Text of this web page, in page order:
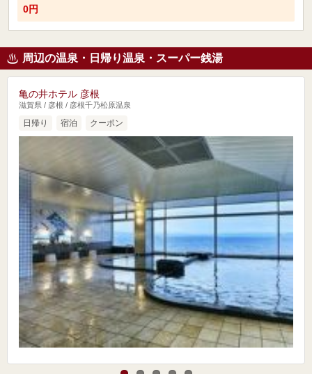
0円
周辺の温泉・日帰り温泉・スーパー銭湯
亀の井ホテル 彦根
滋賀県 / 彦根 / 彦根千乃松原温泉
日帰り 宿泊 クーポン